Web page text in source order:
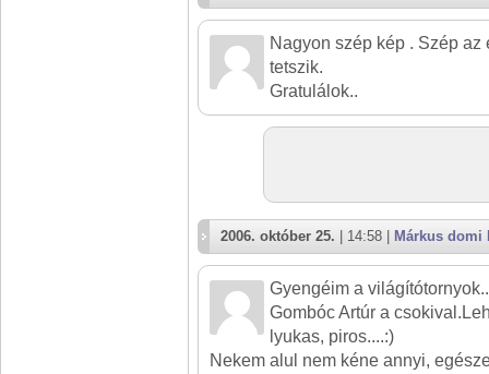
Nagyon szép kép . Szép az
tetszik.
Gratulálok..
2006. október 25. | 14:58 | Márkus domi
Gyengéim a
Gombóc Artúr a
lyukas, piros....:)
Nekem alul nem kéne annyi,